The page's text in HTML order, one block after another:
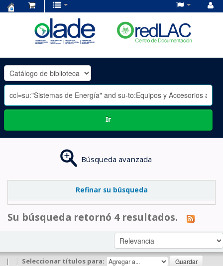
OLADE
-
Ir
Búsqueda avanzada
Refinar su búsqueda
Su búsqueda retornó 4 resultados.
| | Seleccionar títulos para: